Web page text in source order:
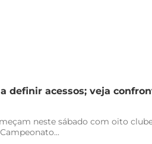
definir acessos; veja
neste sábado com oito